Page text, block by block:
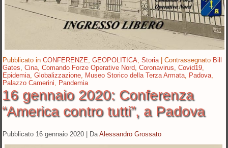
Pubblicato in CONFERENZE ,GEOPOLITICA ,Storia |Contrassegnato Bill
Gates ,Cina ,Comando Forze Operative Nord ,Coronavirus ,Covid19
Epidemia ,Globalizzazione Museo Storico della Terza Armata Padova
Palazzo Camerini
Pandemia
16 gennaio 2020: Conferenza
“America contro tutti”, a Padova
Pubblicato 16 gennaio 2020 | Da Alessandro Grossato